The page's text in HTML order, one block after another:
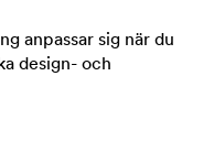
anpassar sig när du
design- och